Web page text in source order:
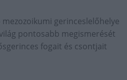
gerinceslelőhelye
pontosabb megismerését
fogait és csontjait